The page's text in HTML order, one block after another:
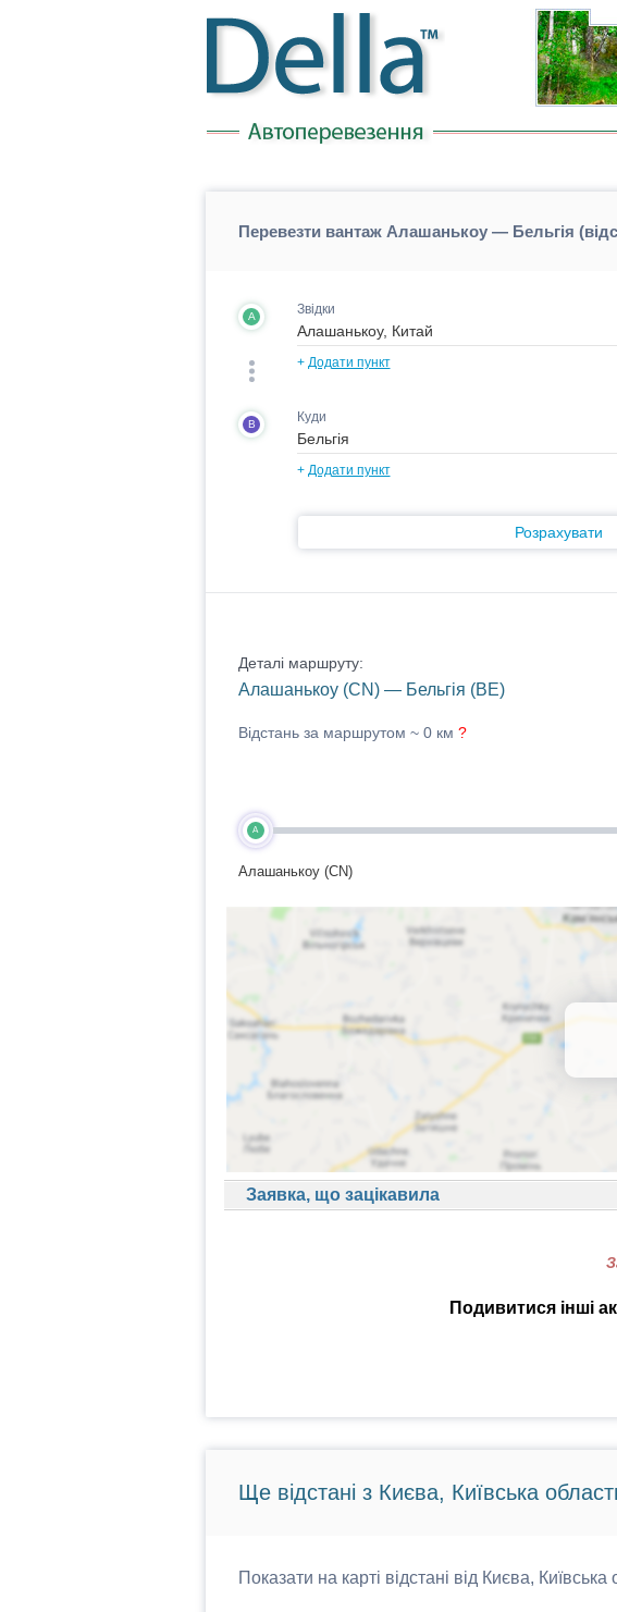
Перевезти вантаж Алашанькоу — Бельгія
A Звідки
+ Додати пункт
B Куди
+ Додати пункт
Розрахувати
Деталі маршруту:
Алашанькоу (CN) — Бельгія (BE)
Відстань за маршрутом ~ 0 км ?
A
Алашанькоу (CN)
Заявка, що зацікавила
Подивитися інші
Ще відстані з Києва, Київська
Показати на карті відстані від Києва,